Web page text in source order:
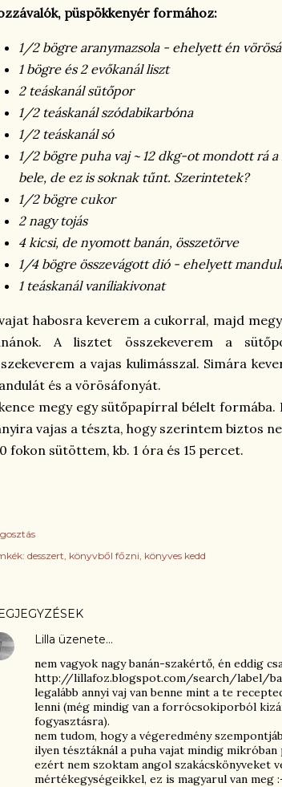
püspökkenyér formához:
1/2 bögre aranymazsola - ehelyett én
1 bögre és 2 evőkanál liszt
2 teáskanál sütőpor
1/2 teáskanál szódabikarbóna
1/2 teáskanál só
1/2 bögre puha vaj ~ 12 dkg-ot mondott rá
bele, de ez is soknak tűnt. Szerintetek?
1/2 bögre cukor
2 nagy tojás
4 kicsi, de nyomott banán, összetörve
1/4 bögre összevágott dió - ehelyett
1 teáskanál vaníliakivonat
habosra keverem a cukorral, majd
A lisztet összekeverem a
a vajas kulimásszal. Simára
és a vörösáfonyát.
megy egy sütőpapírral bélelt
vajas a tészta, hogy szerintem biztos
fokon sütöttem, kb. 1 óra és 15 percet.
desszert könyvből főzni könyves kedd
Lilla üzenete…
nem vagyok nagy banán-szakértő, én eddig
http://lillafoz.blogspot.com/search/label/
legalább annyi vaj van benne mint a te
lenni (még mindig van a forrócsokiporból
fogyasztásra).
nem tudom, hogy a végeredmény
ilyen tésztáknál a puha vajat mindig
ezért nem szoktam angol szakácskönyveket
mértékegységeikkel, ez is magyarul van meg